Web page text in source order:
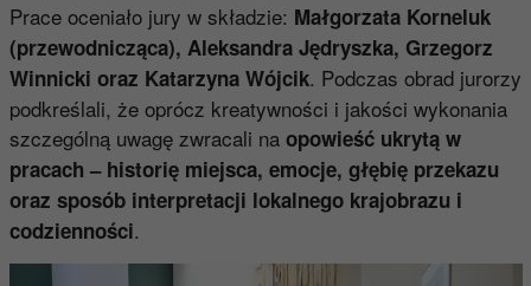
Prace oceniało jury w składzie: Małgorzata Korneluk
(przewodnicząca), Aleksandra Jędryszka, Grzegorz
Winnicki oraz Katarzyna Wójcik. Podczas obrad jurorzy
podkreślali, że oprócz kreatywności i jakości wykonania
szczególną uwagę zwracali na opowieść ukrytą w
pracach – historię miejsca, emocje, głębię przekazu
oraz sposób interpretacji lokalnego krajobrazu i
codzienności.